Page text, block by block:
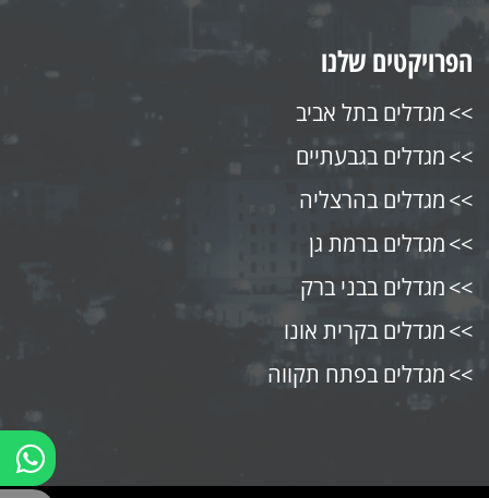
הפרויקטים שלנו
מגדלים בתל אביב
מגדלים בגבעתיים
מגדלים בהרצליה
מגדלים ברמת גן
מגדלים בבני ברק
מגדלים בקרית אונו
מגדלים בפתח תקווה